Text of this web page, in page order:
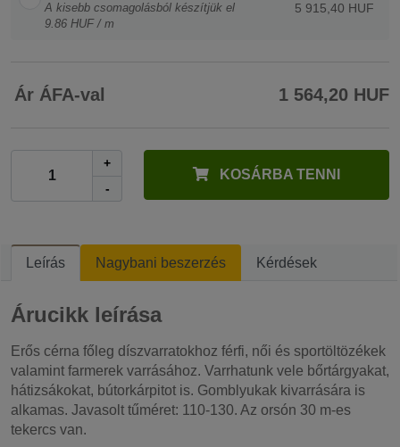
A kisebb csomagolásból készítjük el
9.86 HUF / m
5 915,40 HUF
Ár ÁFA-val 1 564,20 HUF
+
-
KOSÁRBA TENNI
Leírás Nagybani beszerzés Kérdések
Árucikk leírása
Erős cérna főleg díszvarratokhoz férfi, női és sportöltözékek
valamint farmerek varrásához. Varrhatunk vele bőrtárgyakat,
hátizsákokat, bútorkárpitot is. Gomblyukak kivarrására is
alkamas. Javasolt tűméret: 110-130. Az orsón 30 m-es
tekercs van.